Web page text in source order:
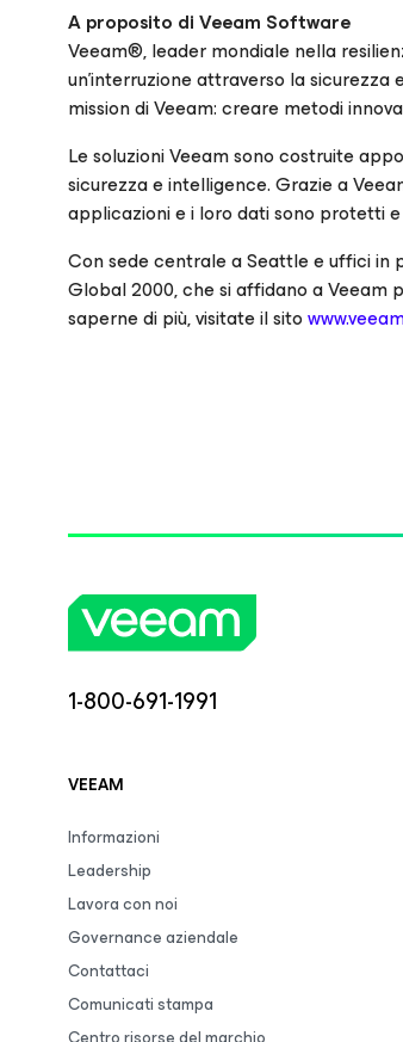
A proposito di Veeam Software
Veeam®, leader mondiale nella
un'interruzione attraverso la
mission di Veeam: creare metodi
Le soluzioni Veeam sono costruite
sicurezza e intelligence. Grazie a
applicazioni e i loro dati sono protetti
Con sede centrale a Seattle e uffici in
Global 2000, che si affidano a Veeam
saperne di più, visitate il sito
1-800-691-1991
VEEAM
Informazioni
Leadership
Lavora con noi
Governance aziendale
Contattaci
Comunicati stampa